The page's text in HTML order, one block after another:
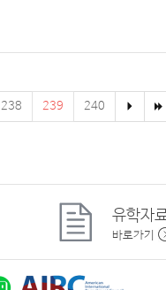
238 239 240
유학자
바로가기